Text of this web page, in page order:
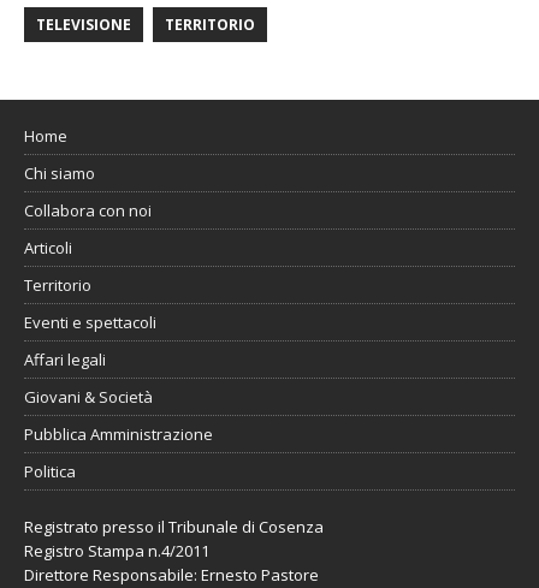
TELEVISIONE TERRITORIO
Home
Chi siamo
Collabora con noi
Articoli
Territorio
Eventi e spettacoli
Affari legali
Giovani & Società
Pubblica Amministrazione
Politica
Registrato presso il Tribunale di Cosenza
Registro Stampa n.4/2011
Direttore Responsabile: Ernesto Pastore